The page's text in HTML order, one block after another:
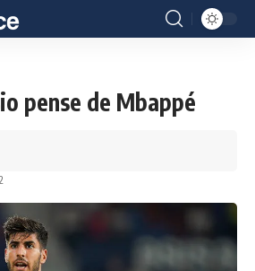
pense de Mbappé